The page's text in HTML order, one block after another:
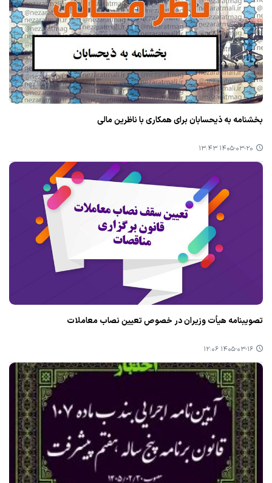
بخشنامه به ذیحسابان برای همکاری با ناظرین مالی
۱۴۰۵-۰۳-۲۰ ۱۳:۴۳
تصویبنامه هیأت وزیران در خصوص تعیین نصاب معاملات
۱۴۰۵-۰۳-۱۶ ۱۲:۰۶